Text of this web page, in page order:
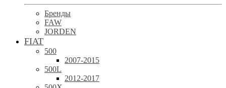
Бренды
FAW
JORDEN
FIAT
500
2007-2015
500L
2012-2017